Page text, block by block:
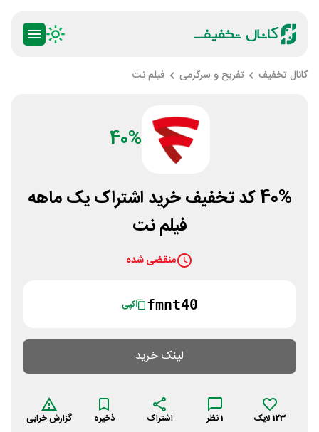
کانال تخفیف تفریح و سرگرمی فیلم نت
40%
40% کد تخفیف خرید اشتراک یک ماهه
فیلم نت
منقضی شده
fmnt40 کپی
لینک خرید
123 لایک 1نظر اشتراک ذخیره گزارش خرابی